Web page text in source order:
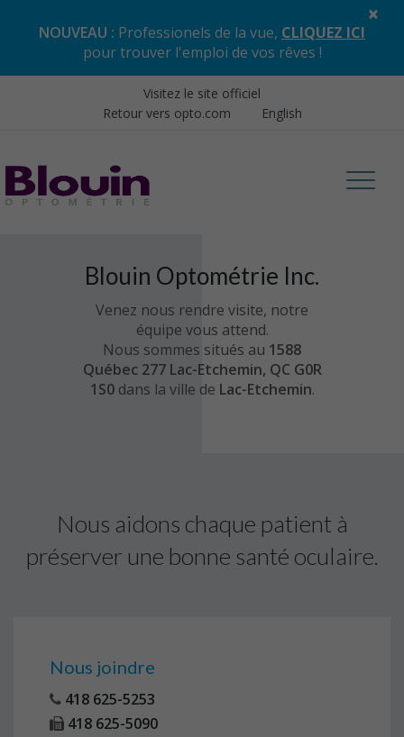
NOUVEAU : Professionels de la vue, CLIQUEZ ICI
pour trouver l'emploi de vos rêves !
×
Visitez le site officiel
Retour vers opto.com
English
Blouin Optométrie Inc.
Venez nous rendre visite, notre
équipe vous attend.
Nous sommes situés au 1588
Québec 277 Lac-Etchemin, QC G0R
1S0 dans la ville de Lac-Etchemin.
Nous aidons chaque patient à
préserver une bonne santé oculaire.
Nous joindre
418 625-5253
418 625-5090